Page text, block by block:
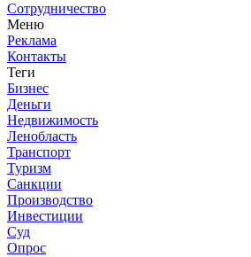
Сотрудничество
Меню
Реклама
Контакты
Теги
Бизнес
Деньги
Недвижимость
Ленобласть
Транспорт
Туризм
Санкции
Производство
Инвестиции
Суд
Опрос